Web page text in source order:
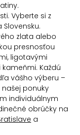
Vyberte si z
zlata alebo
presnosťou
ligotavými
Každú
vášho výberu –
našej ponuky
individuálnym
obrúčky na
a